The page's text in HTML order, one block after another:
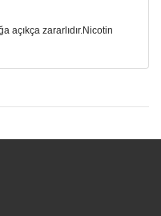
açıkça zararlıdır.Nicotin